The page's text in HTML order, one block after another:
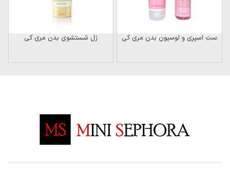
ست اسپری و لوسیون بدن مری کی ژل شستشوی بدن مری کی